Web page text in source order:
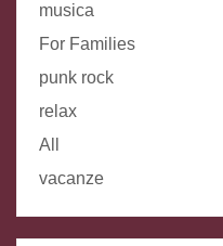
musica
For Families
punk rock
relax
All
vacanze